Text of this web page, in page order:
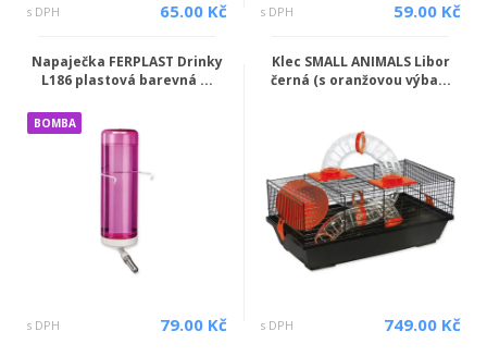
s DPH 65.00 Kč s DPH 59.00 Kč
Napaječka FERPLAST Drinky
L186 plastová barevná ...
BOMBA
s DPH 79.00 Kč
Klec SMALL ANIMALS Libor
černá (s oranžovou výba...
s DPH 749.00 Kč